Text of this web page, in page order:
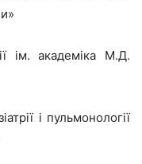
ім. академіка М.Д.
і пульмонології